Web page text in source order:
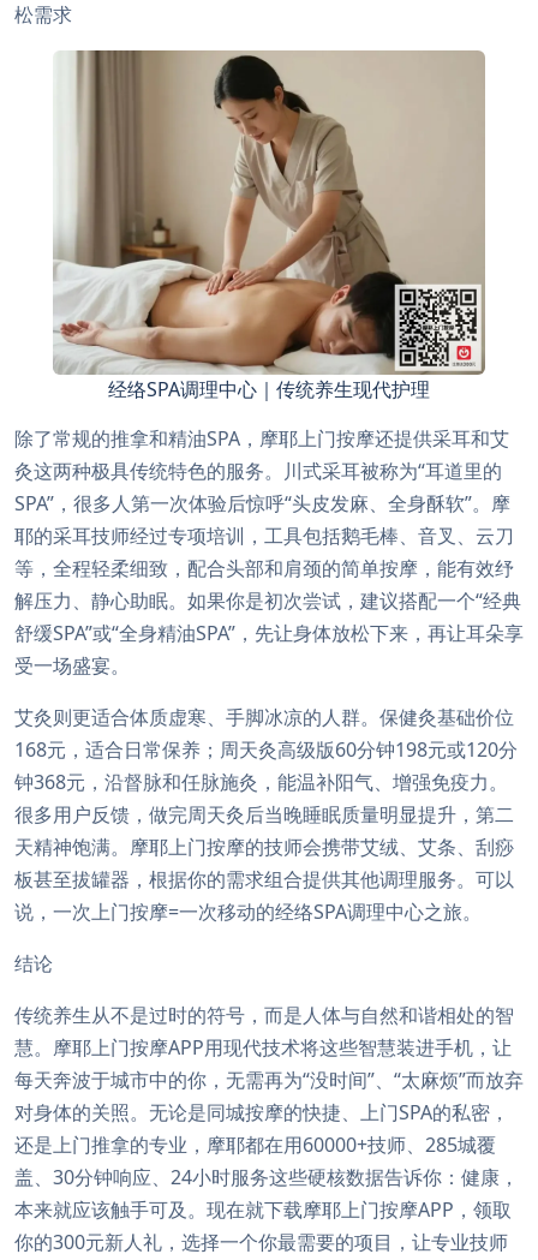
松需求
经络SPA调理中心｜传统养生现代护理
除了常规的推拿和精油SPA，摩耶上门按摩还提供采耳和艾
灸这两种极具传统特色的服务。川式采耳被称为“耳道里的
SPA”，很多人第一次体验后惊呼“头皮发麻、全身酥软”。摩
耶的采耳技师经过专项培训，工具包括鹅毛棒、音叉、云刀
等，全程轻柔细致，配合头部和肩颈的简单按摩，能有效纾
解压力、静心助眠。如果你是初次尝试，建议搭配一个“经典
舒缓SPA”或“全身精油SPA”，先让身体放松下来，再让耳朵享
受一场盛宴。
艾灸则更适合体质虚寒、手脚冰凉的人群。保健灸基础价位
168元，适合日常保养；周天灸高级版60分钟198元或120分
钟368元，沿督脉和任脉施灸，能温补阳气、增强免疫力。
很多用户反馈，做完周天灸后当晚睡眠质量明显提升，第二
天精神饱满。摩耶上门按摩的技师会携带艾绒、艾条、刮痧
板甚至拔罐器，根据你的需求组合提供其他调理服务。可以
说，一次上门按摩=一次移动的经络SPA调理中心之旅。
结论
传统养生从不是过时的符号，而是人体与自然和谐相处的智
慧。摩耶上门按摩APP用现代技术将这些智慧装进手机，让
每天奔波于城市中的你，无需再为“没时间”、“太麻烦”而放弃
对身体的关照。无论是同城按摩的快捷、上门SPA的私密，
还是上门推拿的专业，摩耶都在用60000+技师、285城覆
盖、30分钟响应、24小时服务这些硬核数据告诉你：健康，
本来就应该触手可及。现在就下载摩耶上门按摩APP，领取
你的300元新人礼，选择一个你最需要的项目，让专业技师